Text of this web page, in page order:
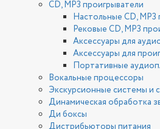
CD, MP3 проигрыватели
Настольные CD, MP3
Рековые CD, MP3
Аксессуары для
Аксессуары для
Портативные
Вокальные процессоры
Экскурсионные системы и
Динамическая обработка
Ди боксы
Дистрибьюторы питания